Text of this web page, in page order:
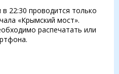
22:30 проводится только
«Крымский мост».
распечатать или